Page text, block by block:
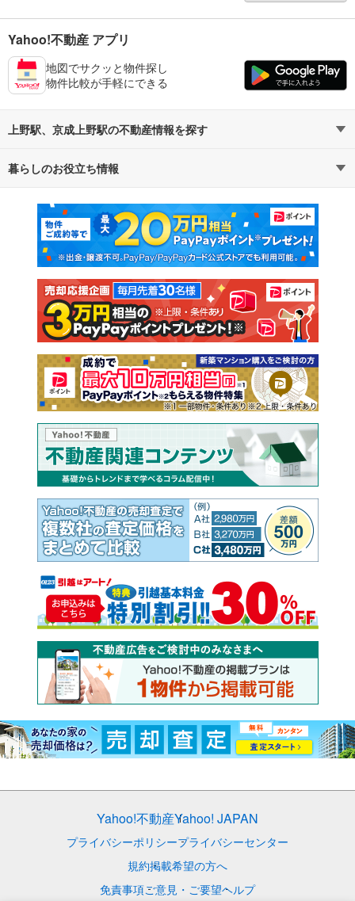
Yahoo!不動産 アプリ
地図でサクッと物件探し
物件比較が手軽にできる
上野駅、京成上野駅の不動産情報を探す
不動産・住宅
新築マンション 中古マンション
新築一戸建て 中古一戸建て
注文住宅 土地
売却査定
暮らしのお役立ち情報
マンションカタログ 教えて！住まいの先生
Yahoo!不動産Yahoo! JAPAN
プライバシーポリシープライバシーセンター
規約掲載希望の方へ
免責事項ご意見・ご要望ヘルプ